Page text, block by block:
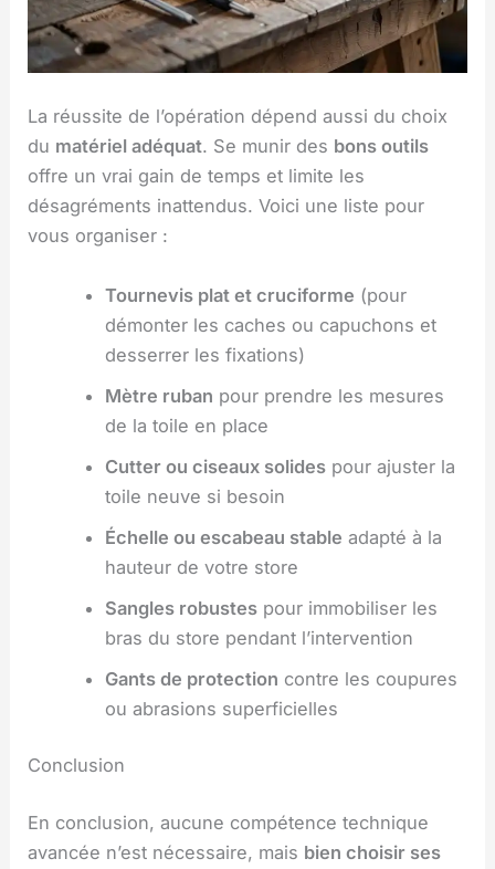
La réussite de l’opération dépend aussi du choix
du matériel adéquat. Se munir des bons outils
offre un vrai gain de temps et limite les
désagréments inattendus. Voici une liste pour
vous organiser :
Tournevis plat et cruciforme (pour
démonter les caches ou capuchons et
desserrer les fixations)
Mètre ruban pour prendre les mesures
de la toile en place
Cutter ou ciseaux solidespour ajuster la
toile neuve si besoin
Échelle ou escabeau stable adapté à la
hauteur de votre store
Sangles robustespour immobiliser les
bras du store pendant l’intervention
Gants de protection contre les coupures
ou abrasions superficielles
Conclusion
En conclusion, aucune compétence technique
avancée n’est nécessaire, mais bien choisir ses